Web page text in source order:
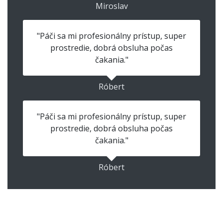
Miroslav
"Páči sa mi profesionálny prístup, super
prostredie, dobrá obsluha počas
čakania."
Róbert
"Páči sa mi profesionálny prístup, super
prostredie, dobrá obsluha počas
čakania."
Róbert